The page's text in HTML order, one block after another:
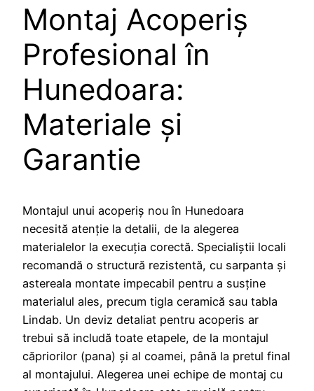
Montaj Acoperiș
Profesional în
Hunedoara:
Materiale și
Garantie
Montajul unui acoperiș nou în Hunedoara
necesită atenție la detalii, de la alegerea
materialelor la execuția corectă. Specialiștii locali
recomandă o structură rezistentă, cu sarpanta și
astereala montate impecabil pentru a susține
materialul ales, precum tigla ceramică sau tabla
Lindab. Un deviz detaliat pentru acoperis ar
trebui să includă toate etapele, de la montajul
căpriorilor (pana) și al coamei, până la pretul final
al montajului. Alegerea unei echipe de montaj cu